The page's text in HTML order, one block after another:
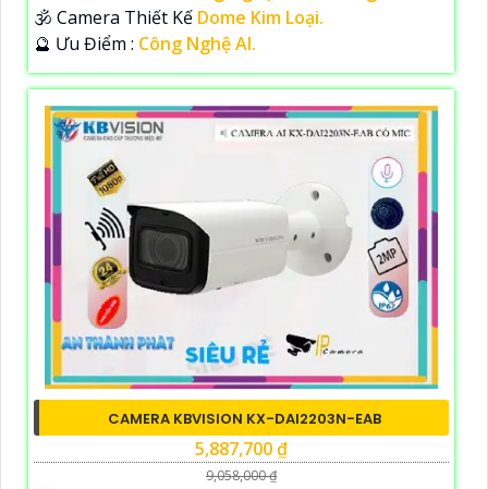
🕉️ Camera Thiết Kế Dome Kim Loại.
️🔮 Ưu Điểm : Công Nghệ AI.
CAMERA KBVISION KX-DAI2203N-EAB
5,887,700 ₫
9,058,000 ₫